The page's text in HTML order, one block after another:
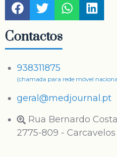
Contactos
938311875
(chamada para rede móvel
geral@medjournal.pt
Rua Bernardo
2775-809 - Carcavelos